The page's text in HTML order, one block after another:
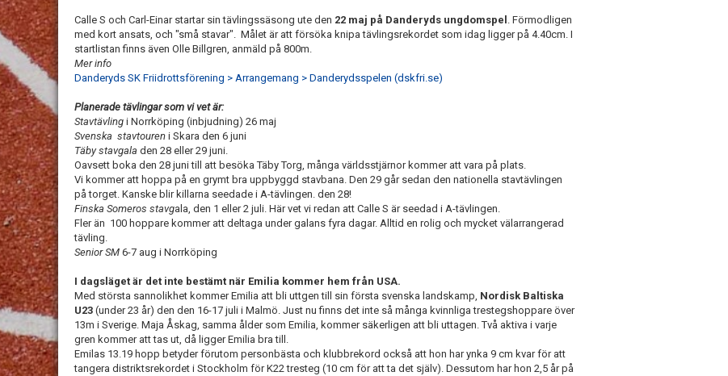
Calle S och Carl-Einar startar sin tävlingssäsong ute den 22 maj på Danderyds ungdomspel . Förmodligen
med kort ansats, och "små stavar". Målet är att försöka knipa tävlingsrekordet som idag ligger på 4.40cm. I
startlistan finns även Olle Billgren, anmäld på 800m.
Mer info
Danderyds SK Friidrottsförening > Arrangemang > Danderydsspelen (dskfri.se)
Planerade tävlingar som vi vet är:
Stavtävling i Norrköping (inbjudning) 26 maj
Svenska stavtouren i Skara den 6 juni
Täby stavgala den 28 eller 29 juni.
Oavsett boka den 28 juni till att besöka Täby Torg, många världsstjärnor kommer att vara på plats.
Vi kommer att hoppa på en grymt bra uppbyggd stavbana. Den 29 går sedan den nationella stavtävlingen
på torget. Kanske blir killarna seedade i A-tävlingen. den 28!
Finska Someros stavgala, den 1 eller 2 juli. Här vet vi redan att Calle S är seedad i A-tävlingen.
Fler än 100 hoppare kommer att deltaga under galans fyra dagar. Alltid en rolig och mycket välarrangerad
tävling.
Senior SM 6-7 aug i Norrköping
I dagsläget är det inte bestämt när Emilia kommer hem från USA.
Med största sannolikhet kommer Emilia att bli uttgen till sin första svenska landskamp, Nordisk Baltiska
U23 (under 23 år) den den 16-17 juli i Malmö. Just nu finns det inte så många kvinnliga trestegshoppare över
13m i Sverige. Maja Åskag, samma ålder som Emilia, kommer säkerligen att bli uttagen. Två aktiva i varje
gren kommer att tas ut, då ligger Emilia bra till.
Emilas 13.19 hopp betyder förutom personbästa och klubbrekord också att hon har ynka 9 cm kvar för att
tangera distriktsrekordet i Stockholm för K22 tresteg (10 cm för att ta det själv). Dessutom har hon 2,5 år på